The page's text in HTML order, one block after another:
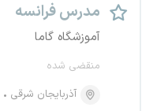
مدرس فرانسه
آموزشگاه گاما
منقضی شده
آذربایجان شرقی